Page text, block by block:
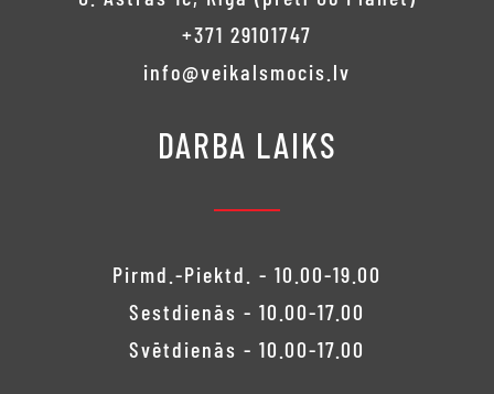
+371 29101747
info@veikalsmocis.lv
DARBA LAIKS
Pirmd.-Piektd. - 10.00-19.00
Sestdienās - 10.00-17.00
Svētdienās - 10.00-17.00